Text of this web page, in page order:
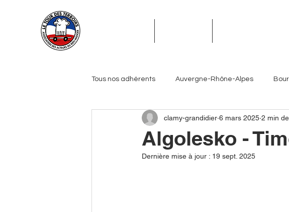
Tous nos adhérents Auvergne-Rhône-Alpes
Grand Est Hauts-de-France Île-de-France
Pays de la Loire Provence-Alpes- Côte d'Azur
Algolesko -
clamy-grandidier 6 mars 2025 2 min
Dernière mise à jour : 19 sept. 2025